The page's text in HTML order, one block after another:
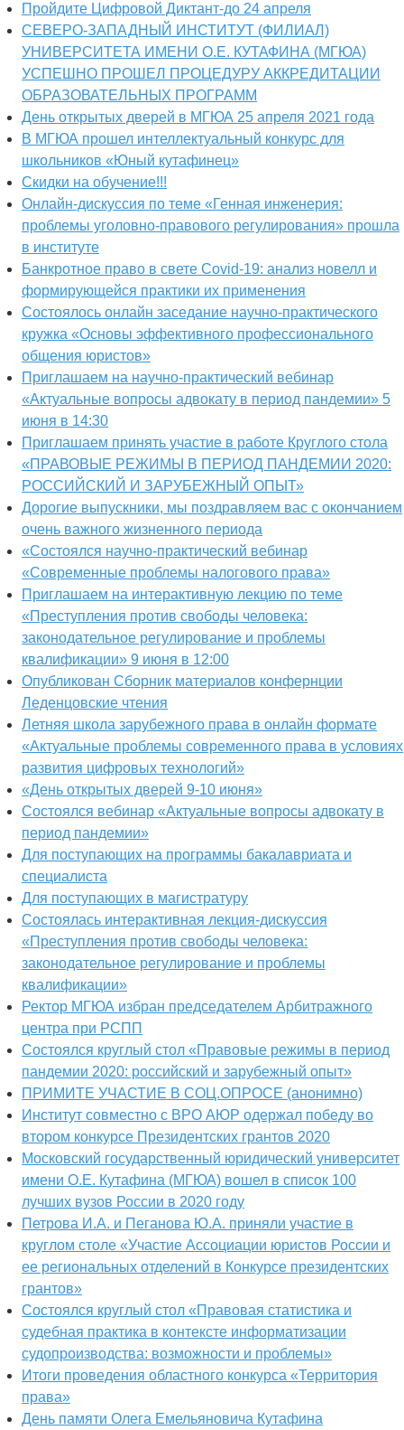
Пройдите Цифровой Диктант-до 24 апреля
СЕВЕРО-ЗАПАДНЫЙ ИНСТИТУТ (ФИЛИАЛ)
УНИВЕРСИТЕТА ИМЕНИ О.Е. КУТАФИНА (МГЮА)
УСПЕШНО ПРОШЕЛ ПРОЦЕДУРУ АККРЕДИТАЦИИ
ОБРАЗОВАТЕЛЬНЫХ ПРОГРАММ
День открытых дверей в МГЮА 25 апреля 2021 года
В МГЮА прошел интеллектуальный конкурс для
школьников «Юный кутафинец»
Скидки на обучение!!!
Онлайн-дискуссия по теме «Генная инженерия:
проблемы уголовно-правового регулирования» прошла
в институте
Банкротное право в свете Covid-19: анализ новелл и
формирующейся практики их применения
Состоялось онлайн заседание научно-практического
кружка «Основы эффективного профессионального
общения юристов»
Приглашаем на научно-практический вебинар
«Актуальные вопросы адвокату в период пандемии» 5
июня в 14:30
Приглашаем принять участие в работе Круглого стола
«ПРАВОВЫЕ РЕЖИМЫ В ПЕРИОД ПАНДЕМИИ 2020:
РОССИЙСКИЙ И ЗАРУБЕЖНЫЙ ОПЫТ»
Дорогие выпускники, мы поздравляем вас с окончанием
очень важного жизненного периода
«Состоялся научно-практический вебинар
«Современные проблемы налогового права»
Приглашаем на интерактивную лекцию по теме
«Преступления против свободы человека:
законодательное регулирование и проблемы
квалификации» 9 июня в 12:00
Опубликован Сборник материалов конфернции
Леденцовские чтения
Летняя школа зарубежного права в онлайн формате
«Актуальные проблемы современного права в условиях
развития цифровых технологий»
«День открытых дверей 9-10 июня»
Состоялся вебинар «Актуальные вопросы адвокату в
период пандемии»
Для поступающих на программы бакалавриата и
специалиста
Для поступающих в магистратуру
Состоялась интерактивная лекция-дискуссия
«Преступления против свободы человека:
законодательное регулирование и проблемы
квалификации»
Ректор МГЮА избран председателем Арбитражного
центра при РСПП
Состоялся круглый стол «Правовые режимы в период
пандемии 2020: российский и зарубежный опыт»
ПРИМИТЕ УЧАСТИЕ В СОЦ.ОПРОСЕ (анонимно)
Институт совместно с ВРО АЮР одержал победу во
втором конкурсе Президентских грантов 2020
Московский государственный юридический университет
имени О.Е. Кутафина (МГЮА) вошел в список 100
лучших вузов России в 2020 году
Петрова И.А. и Пеганова Ю.А. приняли участие в
круглом столе «Участие Ассоциации юристов России и
ее региональных отделений в Конкурсе президентских
грантов»
Состоялся круглый стол «Правовая статистика и
судебная практика в контексте информатизации
судопроизводства: возможности и проблемы»
Итоги проведения областного конкурса «Территория
права»
День памяти Олега Емельяновича Кутафина